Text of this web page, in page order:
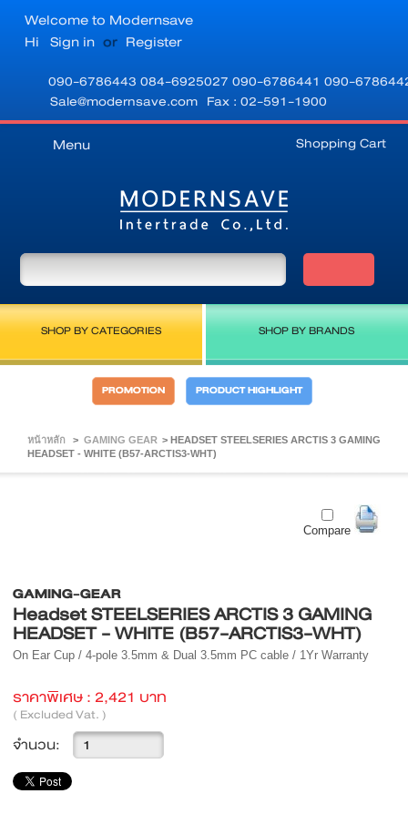
Welcome to Modernsave
Hi Sign in or Register
090-6786443 084-6925027 090-6786441 090-
Sale@modernsave.com Fax : 02-591-1900
Shopping Cart
Menu
SHOP BY CATEGORIES SHOP BY BRANDS
PROMOTION PRODUCT HIGHLIGHT
หน้าหลัก > GAMING GEAR > HEADSET STEELSERIES ARCTIS 3 GAMING
HEADSET - WHITE (B57-ARCTIS3-WHT)
Compare
GAMING-GEAR
Headset STEELSERIES ARCTIS 3 GAMING
HEADSET - WHITE (B57-ARCTIS3-WHT)
On Ear Cup / 4-pole 3.5mm & Dual 3.5mm PC cable / 1Yr Warranty
ราคาพิเศษ : 2,421 บาท
( Excluded Vat. )
จำนวน: